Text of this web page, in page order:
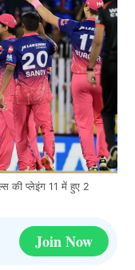
की प्लेइंग 11 में हुए 2
Join Now